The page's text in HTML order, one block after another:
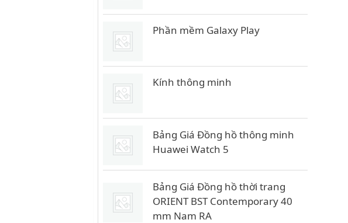
0
₫
.
0
₫
.
Phần mềm Galaxy Play
Kính thông minh
Bảng Giá Đồng hồ thông minh
Huawei Watch 5
Bảng Giá Đồng hồ thời trang
ORIENT BST Contemporary 40
mm Nam RA